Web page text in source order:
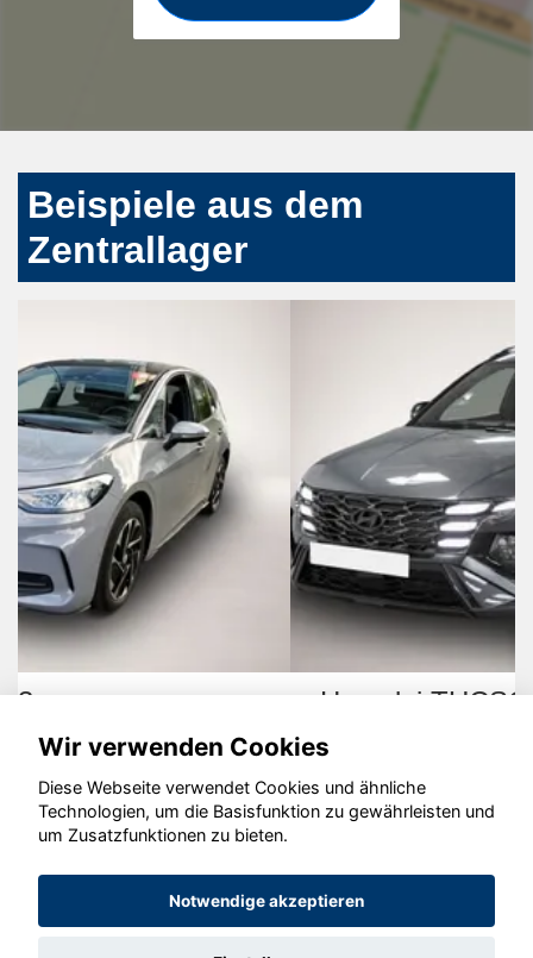
Beispiele aus dem
Zentrallager
© konjunkturmotor.de GmbH 2020 - 2026
Wir verwenden Cookies
Diese Webseite verwendet Cookies und ähnliche
Technologien, um die Basisfunktion zu gewährleisten und
um Zusatzfunktionen zu bieten.
Notwendige akzeptieren